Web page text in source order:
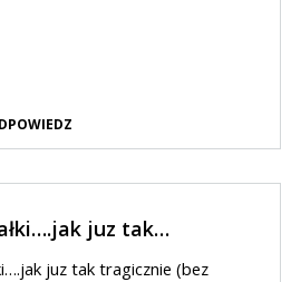
juz tak…
juz tak tragicznie (bez